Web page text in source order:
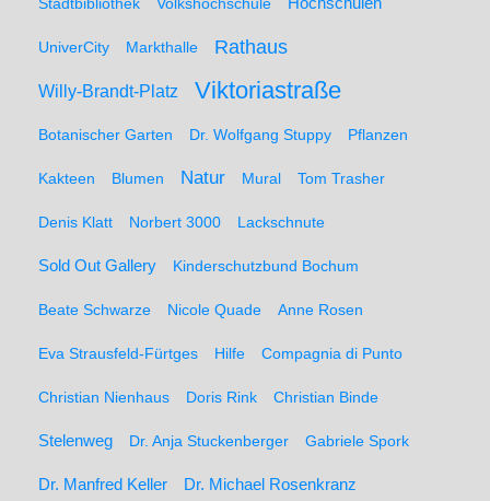
UniverCity Markthalle Rathaus
Willy-Brandt-Platz Viktoriastraße
Botanischer Garten Dr. Wolfgang Stuppy Pflanzen
Kakteen Blumen Natur Mural Tom Trasher
Denis Klatt Norbert 3000 Lackschnute
Sold Out Gallery Kinderschutzbund Bochum
Beate Schwarze Nicole Quade Anne Rosen
Eva Strausfeld-Fürtges Hilfe Compagnia di Punto
Christian Nienhaus Doris Rink Christian Binde
Stelenweg Dr. Anja Stuckenberger Gabriele Spork
Dr. Manfred Keller Dr. Michael Rosenkranz